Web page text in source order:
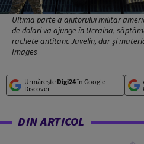
Ultima parte a ajutorului militar
de dolari va ajunge în Ucraina,
rachete antitanc Javelin, dar și
Images
Urmărește Digi24în Google
Discover
DIN ARTICOL